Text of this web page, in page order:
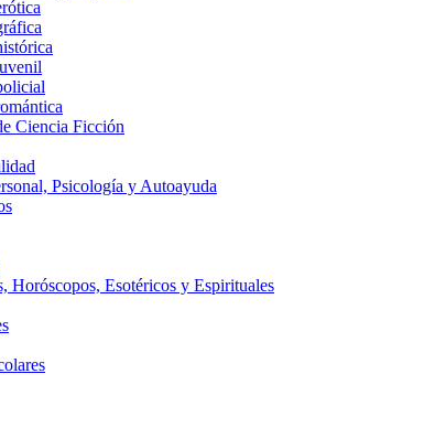
Ciencia Ficción
Psicología y Autoayuda
Horóscopos, Esotéricos y Espirituales